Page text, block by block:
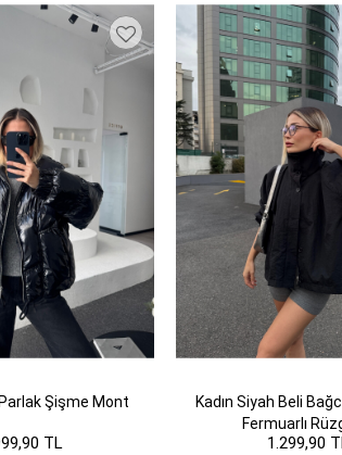
Parlak Şişme Mont
TL
Kadın Siyah Beli
Fermuarlı
1.299,90